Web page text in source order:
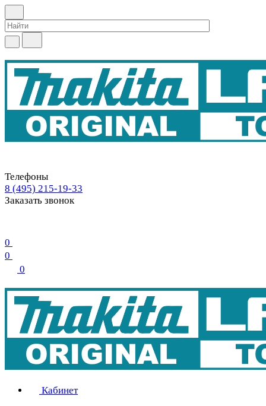
Телефоны
8 (495) 215-19-33
Заказать звонок
0
0
0
Кабинет